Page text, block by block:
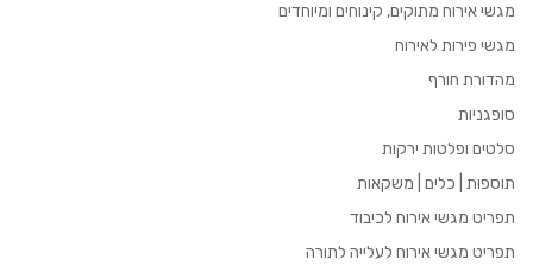
מגשי אירוח מתוקים, קינוחים ומיוחדים
מגשי פירות לאירוח
מהדורת חורף
סופגניות
סלטים ופלטות ירקות
תוספות | כלים | משקאות
תפריט מגשי אירוח לכיבוד
תפריט מגשי אירוח לעלייה לתורה